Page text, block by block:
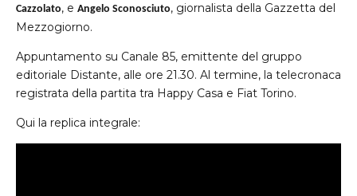
Cazzolato, e Angelo Sconosciuto, giornalista della Gazzetta del
Mezzogiorno.
Appuntamento su Canale 85, emittente del gruppo
editoriale Distante, alle ore 21.30. Al termine, la telecronaca
registrata della partita tra Happy Casa e Fiat Torino.
Qui la replica integrale: